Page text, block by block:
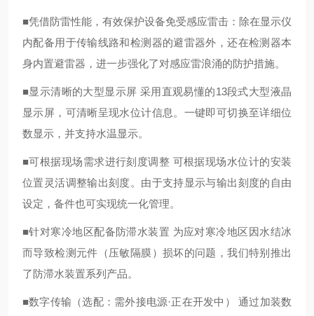
■凭借防雷性能，有效保护设备免受感应雷击：除在显示仪
内配备用于传输线路和检测器的避雷器外，还在检测器本
身内置避雷器，进一步强化了对感应雷浪涌的防护措施。
■显示清晰的大型显示屏 采用直观易懂的13段式大型液晶
显示屏，可清晰呈现水位计信息。一键即可切换至详细位
数显示，并支持水温显示。
■可根据现场需求进行刻度调整 可根据现场水位计的安装
位置灵活调整输出刻度。由于支持显示与输出刻度的自由
设定，备件也可实现统一化管理。
■针对寒冷地区配备防滞水装置 为应对寒冷地区因水结冰
而导致检测元件（压敏隔膜）损坏的问题，我们特别推出
了防滞水装置系列产品。
■数字传输（选配：需外接电源·正在开发中） 通过加装数